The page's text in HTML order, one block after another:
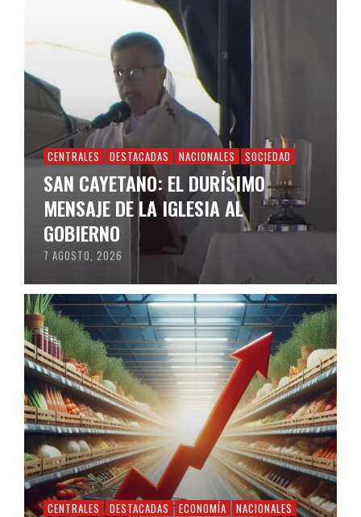
CENTRALES DESTACADAS NACIONALES SOCIEDAD
SAN CAYETANO: EL DURÍSIMO
MENSAJE DE LA IGLESIA AL
GOBIERNO
7 AGOSTO, 2026
CENTRALES DESTACADAS ECONOMÍA NACIONALES